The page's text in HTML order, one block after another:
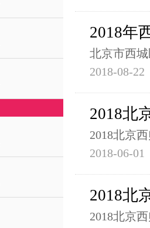
2018年
北京市西
2018-08-22
2018北
2018北京
2018-06-01
2018北
2018北京